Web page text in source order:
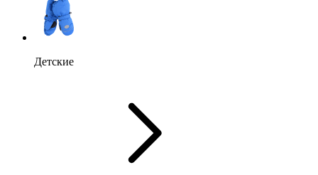
Детские